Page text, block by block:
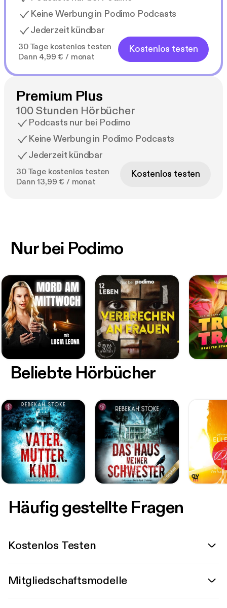
Keine Werbung in Podimo Podcasts
Jederzeit kündbar
30 Tage kostenlos testen
Dann 4,99 € / monat
Kostenlos testen
Premium Plus
100 Stunden Hörbücher
Podcasts nur bei Podimo
Keine Werbung in Podimo Podcasts
Jederzeit kündbar
30 Tage kostenlos testen
Dann 13,99 € / monat
Kostenlos testen
Nur bei Podimo
Beliebte Hörbücher
Häufig gestellte Fragen
Kostenlos Testen
Mitgliedschaftsmodelle